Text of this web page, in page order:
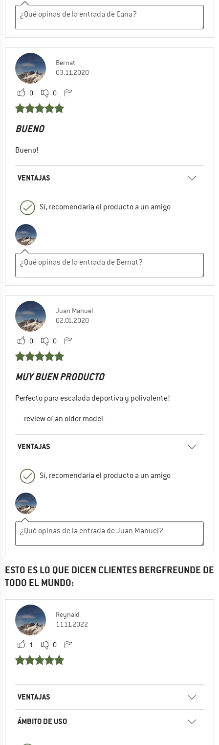
Bernat
03.11.2020
0 0
BUENO
Bueno!
VENTAJAS
Sí, recomendaría el producto a un amigo
Juan Manuel
02.01.2020
0 0
MUY BUEN PRODUCTO
Perfecto para escalada deportiva y polivalente!
--- review of an older model ---
VENTAJAS
Sí, recomendaría el producto a un amigo
ESTO ES LO QUE DICEN CLIENTES BERGFREUNDE DE
TODO EL MUNDO:
Reynald
11.11.2022
1 0
VENTAJAS
ÁMBITO DE USO